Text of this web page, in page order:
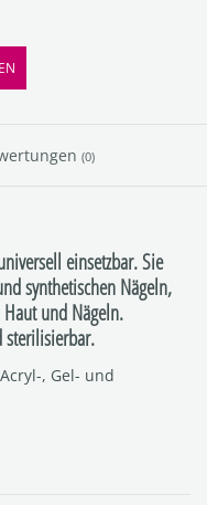
(0)
einsetzbar. Sie
synthetischen Nägeln,
und Nägeln.
sterilisierbar.
, Gel- und